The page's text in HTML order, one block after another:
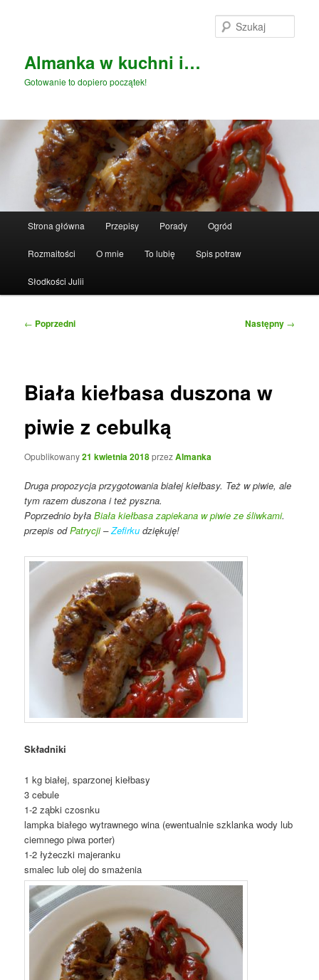
Almanka w kuchni i…
Gotowanie to dopiero początek!
Strona główna Przepisy Porady Ogród
Rozmaitości O mnie To lubię Spis potraw
Słodkości Julii
Nawigacja
← Poprzedni Następny →
Biała kiełbasa duszona w
piwie z cebulką
Opublikowany21 kwietnia 2018przezAlmanka
Druga propozycja przygotowania białej kiełbasy. Też w piwie, ale
tym razem duszona i też pyszna.
Poprzednio byłaBiała kiełbasa zapiekana w piwie ze śliwkami.
przepis odPatrycji–Zefirku dziękuję!
Składniki
1 kg białej, sparzonej kiełbasy
3 cebule
1-2 ząbki czosnku
lampka białego wytrawnego wina (ewentualnie szklanka wody lub
ciemnego piwa porter)
1-2 łyżeczki majeranku
smalec lub olej do smażenia